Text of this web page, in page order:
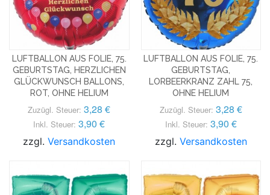
LUFTBALLON AUS FOLIE, 75.
GEBURTSTAG, HERZLICHEN
GLÜCKWUNSCH BALLONS,
ROT, OHNE HELIUM
Zuzügl. Steuer: 3,28 €
Inkl. Steuer: 3,90 €
zzgl.Versandkosten
LUFTBALLON AUS FOLIE, 75.
GEBURTSTAG,
LORBEERKRANZ ZAHL 75,
OHNE HELIUM
Zuzügl. Steuer: 3,28 €
Inkl. Steuer: 3,90 €
zzgl. Versandkosten